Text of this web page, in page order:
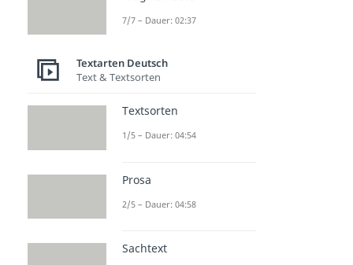
7/7 – Dauer: 02:37
Textarten Deutsch
Text & Textsorten
Textsorten
1/5 – Dauer: 04:54
Prosa
2/5 – Dauer: 04:58
Sachtext